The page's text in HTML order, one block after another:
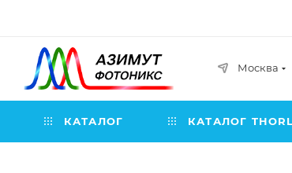
Москва
КАТАЛОГ КАТАЛОГ